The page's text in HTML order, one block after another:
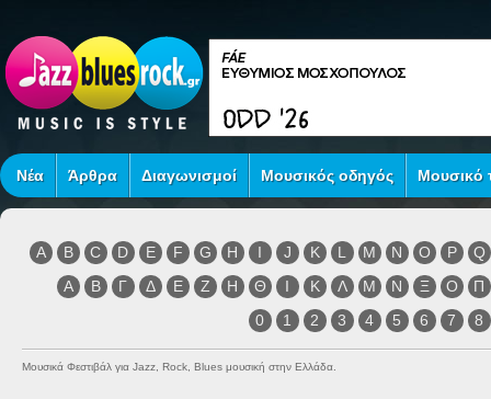
Νέα Άρθρα Διαγωνισμοί Μουσικός οδηγός Μουσικό
A B C D E F G H I J K L M N O P
Q
Α
Β Γ Δ Ε Ζ Η Θ Ι Κ Λ Μ Ν Ξ Ο
Π
0
1 2 3 4 5 6 7 8
Μουσικά Φεστιβάλ για Jazz, Rock, Blues μουσική στην Ελλάδα.